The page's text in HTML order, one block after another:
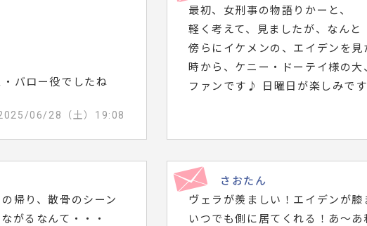
バロー役でしたね
06/28（土）19:08
最初、女刑事の物語りかーと、
軽く考えて、見ましたが、なんと
傍らにイケメンの、エイデンを見
時から、ケニー・ドーテイ様の大
ファンです♪ 日曜日が楽しみです
帰り、散骨のシーン
がるなんて・・・
さおたん
ヴェラが羨ましい！エイデンが
いつでも側に居てくれる！あ〜